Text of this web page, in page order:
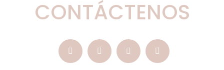
CONTÁCTENOS